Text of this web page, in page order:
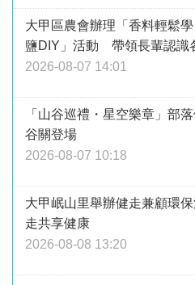
大甲區農會辦理「香料輕鬆
鹽DIY」活動 帶領長輩認識
2026-08-07 14:01
「山谷巡禮・星空樂章」部
谷關登場
2026-08-07 10:18
大甲岷山里舉辦健走兼顧環
走共享健康
2026-08-08 13:20